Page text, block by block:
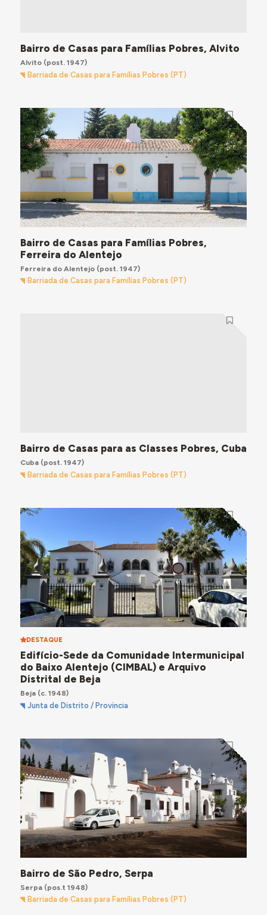
Bairro de Casas para Famílias Pobres, Alvito
Alvito(post. 1947)
Barriada de Casas para Famílias Pobres (PT)
Bairro de Casas para Famílias Pobres,
Ferreira do Alentejo
Ferreira do Alentejo(post. 1947)
Barriada de Casas para Famílias Pobres (PT)
Bairro de Casas para as Classes Pobres, Cuba
Cuba(post. 1947)
Barriada de Casas para Famílias Pobres (PT)
DESTAQUE
Edifício-Sede da Comunidade Intermunicipal
do Baixo Alentejo (CIMBAL) e Arquivo
Distrital de Beja
Beja(c. 1948)
Junta de Distrito / Provincia
Bairro de São Pedro, Serpa
Serpa(pos.t 1948)
Barriada de Casas para Famílias Pobres (PT)